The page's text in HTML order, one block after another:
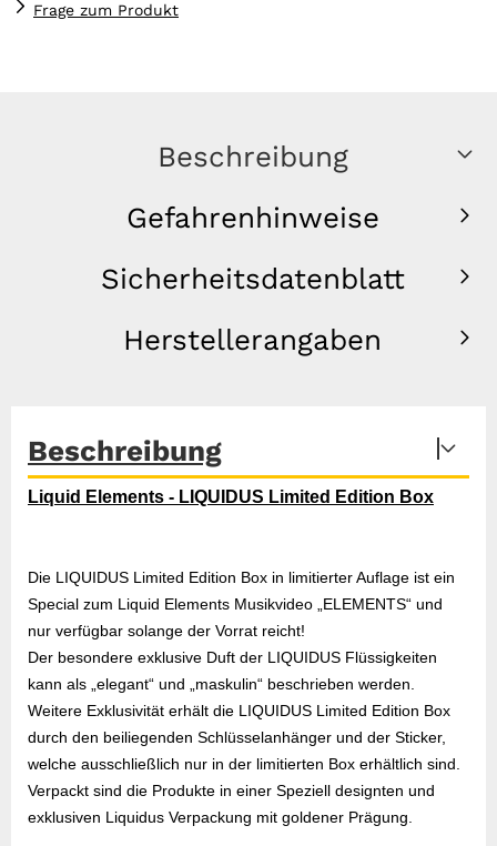
Frage zum Produkt
Beschreibung
Gefahrenhinweise
Sicherheitsdatenblatt
Herstellerangaben
Beschreibung
Liquid Elements - LIQUIDUS Limited Edition Box
Die LIQUIDUS Limited Edition Box in limitierter Auflage ist ein
Special zum Liquid Elements Musikvideo „ELEMENTS“ und
nur verfügbar solange der Vorrat reicht!
Der besondere exklusive Duft der LIQUIDUS Flüssigkeiten
kann als „elegant“ und „maskulin“ beschrieben werden.
Weitere Exklusivität erhält die LIQUIDUS Limited Edition Box
durch den beiliegenden Schlüsselanhänger und der Sticker,
welche ausschließlich nur in der limitierten Box erhältlich sind.
Verpackt sind die Produkte in einer Speziell designten und
exklusiven Liquidus Verpackung mit goldener Prägung.